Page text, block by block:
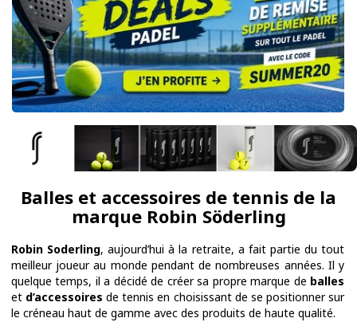
Balles et accessoires de tennis de la
marque Robin Söderling
Robin Soderling, aujourd’hui à la retraite, a fait partie du tout
meilleur joueur au monde pendant de nombreuses années. Il y
quelque temps, il a décidé de créer sa propre marque de balles
et d’accessoires de tennis en choisissant de se positionner sur
le créneau haut de gamme avec des produits de haute qualité.